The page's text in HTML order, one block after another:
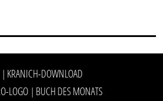
| KRANICH-DOWNLOAD
LOGO | BUCH DES MONATS